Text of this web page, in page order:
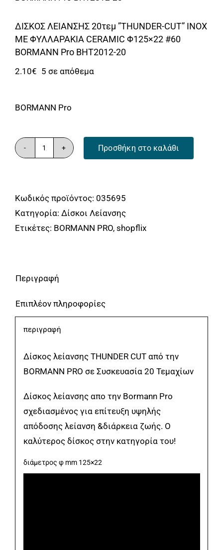
Αυτοκίνητο
Επικοινωνία
ΔΙΣΚΟΣ ΛΕΙΑΝΣΗΣ 20τεμ ”THUNDER-CUT” INOX
ΜΕ ΦΥΛΛΑΡΑΚΙΑ CERAMIC Φ125×22 #60
BORMANN Pro BHT2012-20
2.10€ 5 σε απόθεμα
BORMANN Pro
ΔΙΣΚΟΣ
''THUNDER-
CUT"
INOX
CERAMIC
#60
BORMANN
Pro
20
Προσθήκη στο καλάθι
Κωδικός προϊόντος: 035695
Κατηγορία: Δίσκοι Λείανσης
Ετικέτες: BORMANN PRO, shopflix
Περιγραφή
Επιπλέον πληροφορίες
περιγραφή
Δίσκος λείανσης THUNDER CUT από την
BORMANN PRO σε Συσκευασία 20 Τεμαχίων
Δίσκος λείανσης απο την Bormann Pro
σχεδιασμένος για επίτευξη υψηλής
απόδοσης λείανση &διάρκεια ζωής. Ο
καλύτερος δίσκος στην κατηγορία του!
διάμετρος φ mm 125×22